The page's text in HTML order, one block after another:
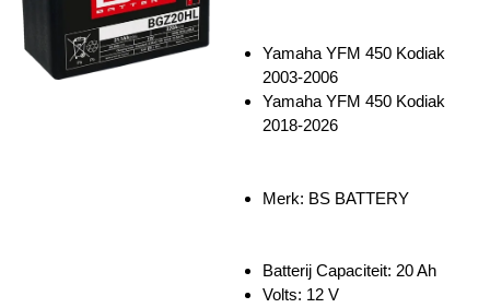
Yamaha YFM 450 Kodiak
2003-2006
Yamaha YFM 450 Kodiak
2018-2026
Merk: BS BATTERY
Batterij Capaciteit: 20 Ah
Volts: 12 V